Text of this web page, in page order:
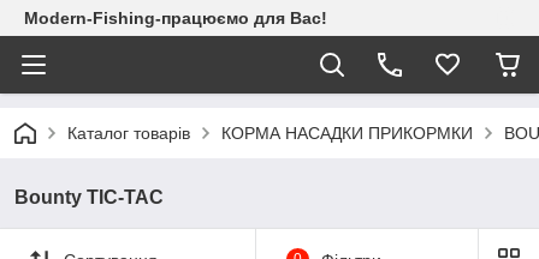
Modern-Fishing-працюємо для Вас!
Каталог товарів КОРМА НАСАДКИ ПРИКОРМКИ
Bounty TIC-TAC